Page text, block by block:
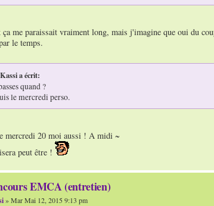
ça me paraissait vraiment long, mais j'imagine que oui du
le temps.
Kassi a écrit:
quand ?
le mercredi perso.
mercredi 20 moi aussi ! A midi ~
peut être !
EMCA (entretien)
» Mar Mai 12, 2015 9:13 pm